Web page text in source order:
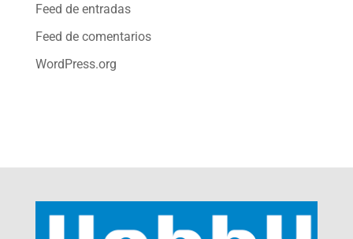
Feed de entradas
Feed de comentarios
WordPress.org